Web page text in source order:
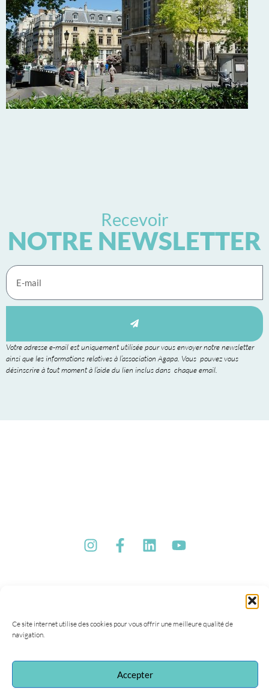
Ce site internet utilise des cookies pour vous offrir une meilleure qualité de
navigation.
Accepter
Recevoir
NOTRE NEWSLETTER
Votre adresse e-mail est uniquement utilisée pour vous envoyer notre newsletter
ainsi que les informations relatives à l’association Agapa. Vous pouvez vous
désinscrire à tout moment à l’aide du lien inclus dans chaque email.